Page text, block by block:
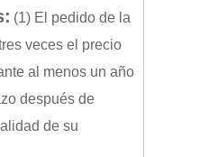
(1) El pedido de la
veces el precio
al menos un año
después de
de su